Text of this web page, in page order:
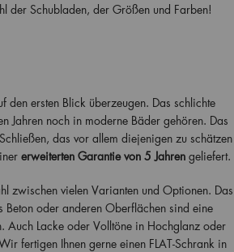
der Schubladen, der Größen und Farben!
ersten Blick überzeugen. Das schlichte
Jahren noch in moderne Bäder gehören. Das
das vor allem diejenigen zu schätzen
erweiterten Garantie von 5 Jahren geliefert.
zwischen vielen Varianten und Optionen. Das
oder anderen Oberflächen sind eine
Lacke oder Volltöne in Hochglanz oder
fertigen Ihnen gerne einen FLAT-Schrank in